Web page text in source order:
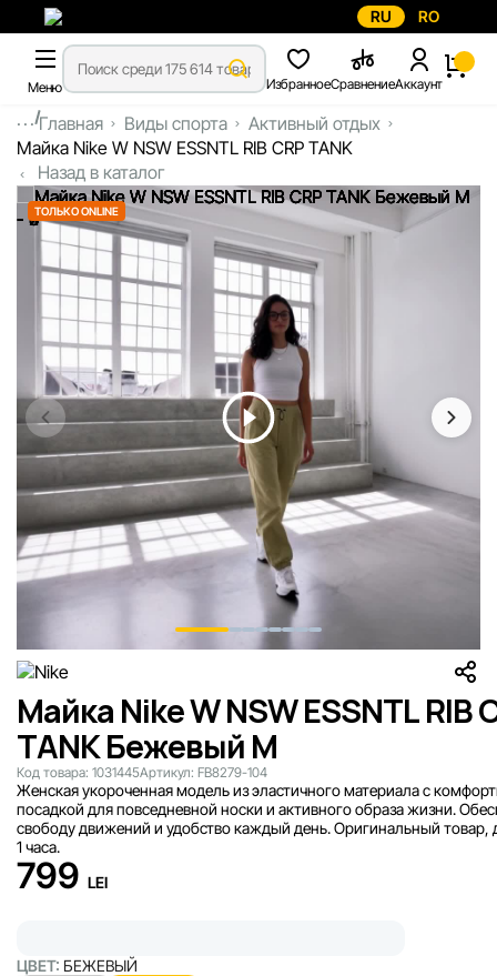
RU RO
Меню ИзбранноеСравнениеАккаунт
...Главная Виды спорта
Активный отдых
Майка Nike W NSW ESSNTL RIB CRP TANK
Назад в каталог
ТОЛЬКО ONLINE
Майка Nike W NSW ESSNTL RIB
TANK Бежевый M
Код товара: 1031445Артикул: FB8279-104
Женская укороченная модель из эластичного материала с
посадкой для повседневной носки и активного образа жизни.
свободу движений и удобство каждый день. Оригинальный товар,
1 часа.
799 LEI
ЦВЕТ: БЕЖЕВЫЙ